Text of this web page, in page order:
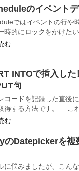
のイベント
ではイベントの行や
時的にロックをかけた
む
INTOで挿入し
句
コードを記録した直後
得する方法です。 これ
む
のDatepickerを複
に悩みましたが、こん